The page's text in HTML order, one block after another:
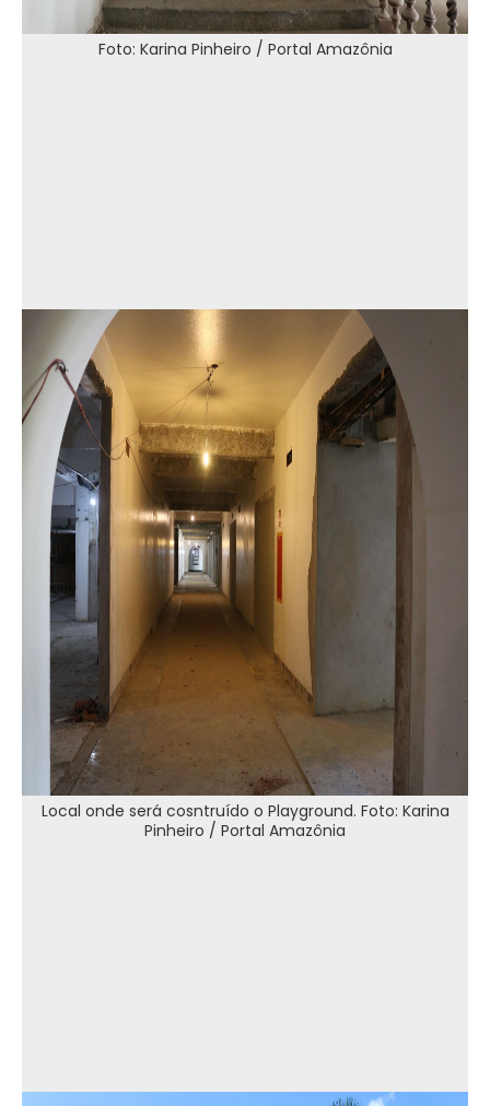
Foto: Karina Pinheiro / Portal Amazônia
Local onde será cosntruído o Playground. Foto: Karina
Pinheiro / Portal Amazônia